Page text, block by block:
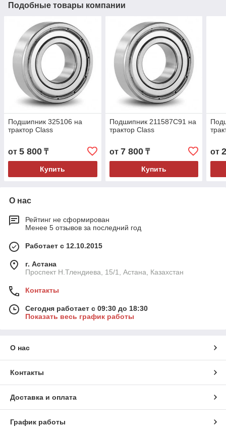
Подобные товары компании
Подшипник 325106 на
трактор Class
от 5 800 ₸
Купить
Подшипник 211587C91 на
трактор Class
от 7 800₸
Купить
от
О нас
Рейтинг не сформирован
Менее 5 отзывов за последний год
Работает с 12.10.2015
г. Астана
Проспект Н.Тлендиева, 15/1, Астана, Казахстан
Контакты
Сегодня работает с 09:30 до 18:30
Показать весь график работы
О нас
Контакты
Доставка и оплата
График работы